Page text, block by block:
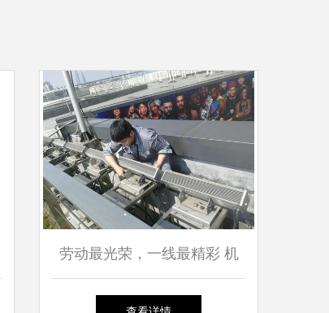
劳动最光荣，一线最精彩 机
械设备中的匠人荣光